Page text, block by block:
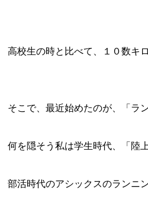
高校生の時と比べて、１０数キ
そこで、最近始めたのが、「ラ
何を隠そう私は学生時代、「陸
部活時代のアシックスのランニ